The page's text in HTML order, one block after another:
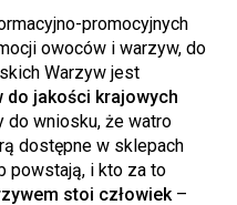
promocyjnych
owoców i warzyw, do
Warzyw jest
do jakości krajowych
do wniosku, że watro
dostępne w sklepach
powstają, i kto za to
stoi człowiek –